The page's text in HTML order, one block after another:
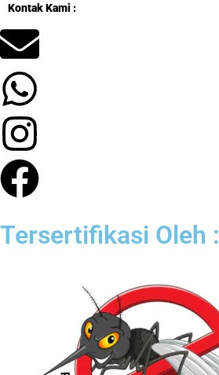
Kontak Kami :
Tersertifikasi Oleh :